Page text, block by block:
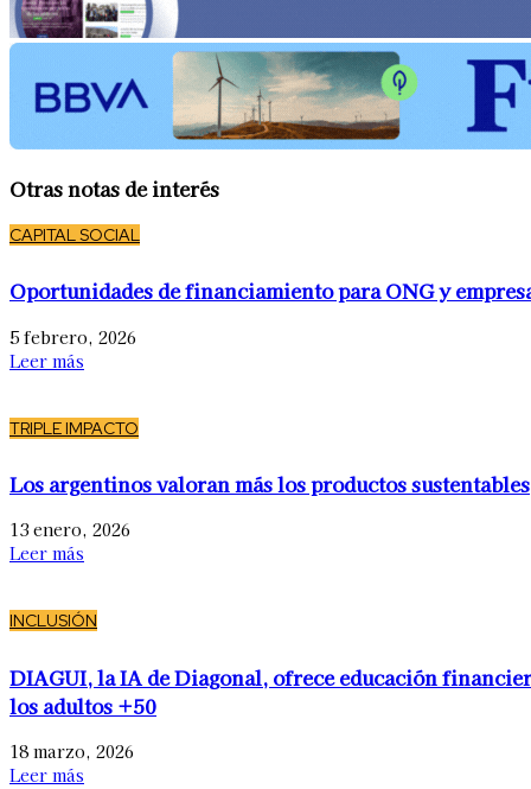
Otras notas de interés
CAPITAL SOCIAL
Oportunidades de financiamiento para ONG y
5 febrero, 2026
Leer más
TRIPLE IMPACTO
Los argentinos valoran más los productos sustentables
13 enero, 2026
Leer más
INCLUSIÓN
DIAGUI, la IA de Diagonal, ofrece educación
los adultos +50
18 marzo, 2026
Leer más